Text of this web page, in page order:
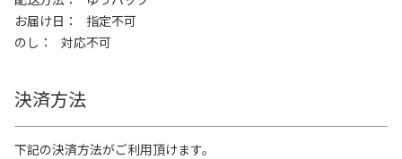
お届け日
指定不可
のし
対応不可
決済方法
下記の決済方法がご利用頂けます。